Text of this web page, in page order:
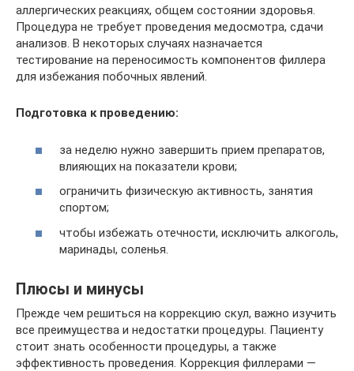
аллергических реакциях, общем состоянии здоровья.
Процедура не требует проведения медосмотра, сдачи
анализов. В некоторых случаях назначается
тестирование на переносимость компонентов филлера
для избежания побочных явлений.
Подготовка к проведению:
за неделю нужно завершить прием препаратов,
влияющих на показатели крови;
ограничить физическую активность, занятия
спортом;
чтобы избежать отечности, исключить алкоголь,
маринады, соленья.
Плюсы и минусы
Прежде чем решиться на коррекцию скул, важно изучить
все преимущества и недостатки процедуры. Пациенту
стоит знать особенности процедуры, а также
эффективность проведения. Коррекция филлерами —